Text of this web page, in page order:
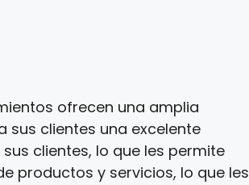
ofrecen una amplia
clientes una excelente
clientes, lo que les permite
productos y servicios, lo que les